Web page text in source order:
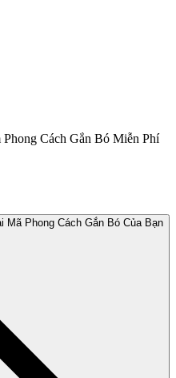
Cách Gắn Bó Miễn Phí
Mã Phong Cách Gắn Bó Của Bạn